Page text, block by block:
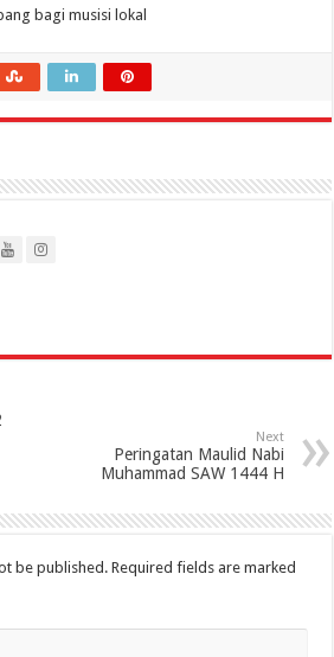
bagi musisi lokal
Next
Peringatan Maulid Nabi
Muhammad SAW 1444 H
be published. Required fields are marked